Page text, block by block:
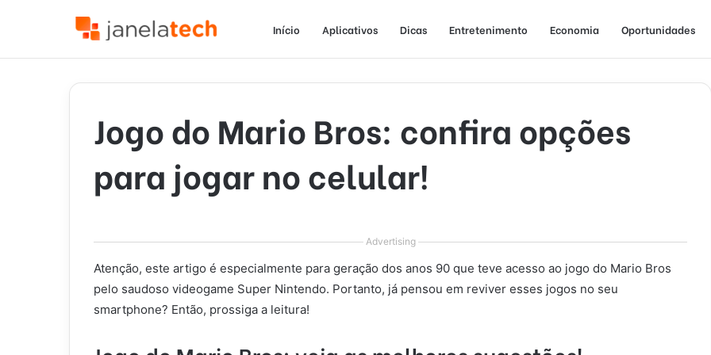
Início Aplicativos Dicas Entretenimento Economia Oportunidades
Jogo do Mario Bros: confira opções
para jogar no celular!
Advertising
Atenção, este artigo é especialmente para geração dos anos 90 que teve acesso ao jogo do Mario Bros
pelo saudoso videogame Super Nintendo. Portanto, já pensou em reviver esses jogos no seu
smartphone? Então, prossiga a leitura!